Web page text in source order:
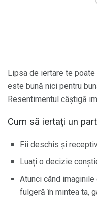
Lipsa de iertare te
este bună nici pentru
Resentimentul câștigă
Cum să iertați un
Fii deschis și
Luați o decizie
Atunci când
fulgeră în mintea ta,